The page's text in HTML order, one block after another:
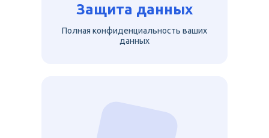
Защита данных
Полная конфиденциальность ваших
данных